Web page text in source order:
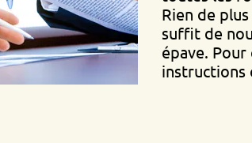
Rien de plus
suffit de nous
épave. Pour
instructions ci-